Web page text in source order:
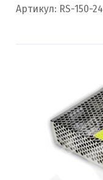
Артикул: RS-150-24